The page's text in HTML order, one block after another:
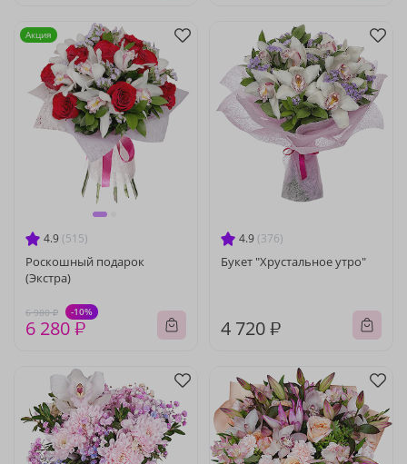
4.9 (515)
Роскошный подарок
(Экстра)
6 980 ₽ -10%
6 280 ₽
Акция
4.9 (376)
Букет "Хрустальное утро"
4 720 ₽